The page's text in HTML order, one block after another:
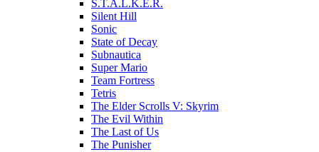
S.T.A.L.K.E.R.
Silent Hill
Sonic
State of Decay
Subnautica
Super Mario
Team Fortress
Tetris
The Elder Scrolls V: Skyrim
The Evil Within
The Last of Us
The Punisher